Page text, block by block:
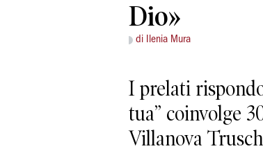
Dio»
di Ilenia Mura
I prelati
tua” coinvolge
Villanova